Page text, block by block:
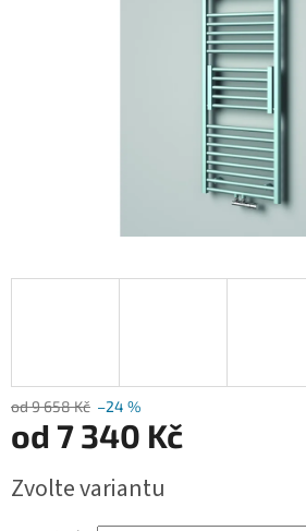
od 9 658 Kč –24 %
od 7 340 Kč
cena:
Zvolte variantu